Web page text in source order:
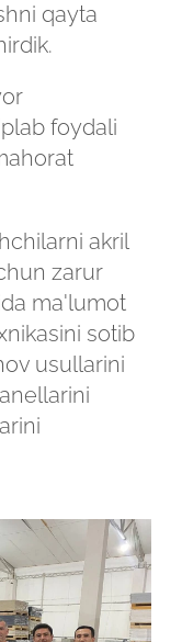
qayta
foydali
akril
zarur
ma'lumot
sotib
usullarini